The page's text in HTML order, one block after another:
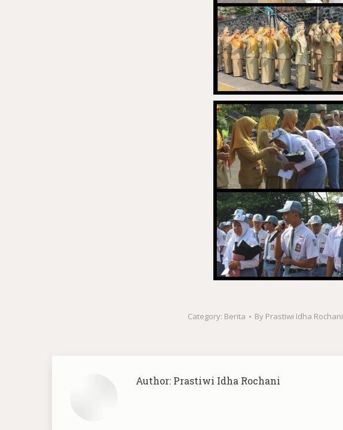
Category: Berita By Prastiwi Idha Rochani
Author: Prastiwi Idha Rochani